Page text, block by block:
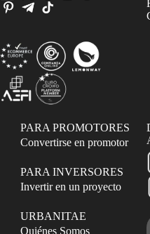
PARA PROMOTORES
Convertirse en promotor
PARA INVERSORES
Invertir en un proyecto
URBANITAE
Quiénes Somos